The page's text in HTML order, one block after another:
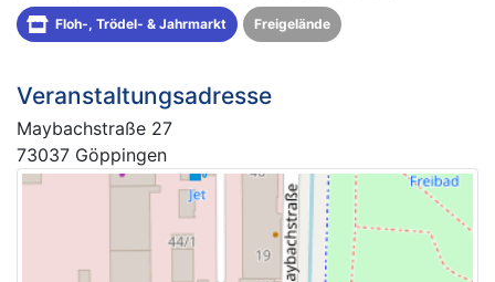
Floh-, Trödel- & Jahrmarkt Freigelände
Veranstaltungsadresse
Maybachstraße 27
73037 Göppingen